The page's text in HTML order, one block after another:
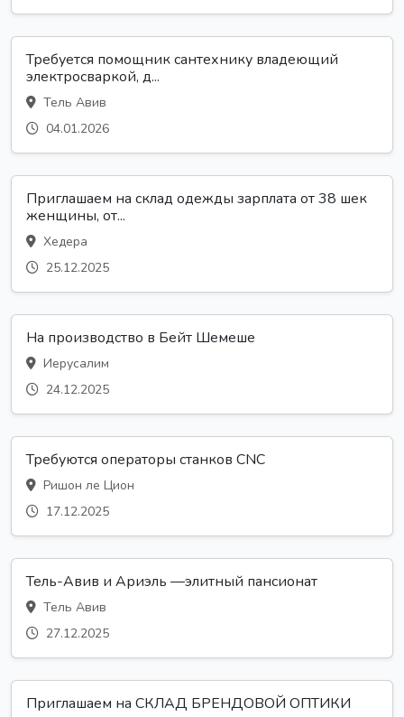
Требуется помощник сантехнику владеющий
электросваркой, д...
Тель Авив
04.01.2026
Приглашаем на склад одежды зарплата от 38 шек
женщины, от...
Хедера
25.12.2025
На производство в Бейт Шемеше
Иерусалим
24.12.2025
Требуются операторы станков CNC
Ришон ле Цион
17.12.2025
Тель-Авив и Ариэль —элитный пансионат
Тель Авив
27.12.2025
Приглашаем на СКЛАД БРЕНДОВОЙ ОПТИКИ